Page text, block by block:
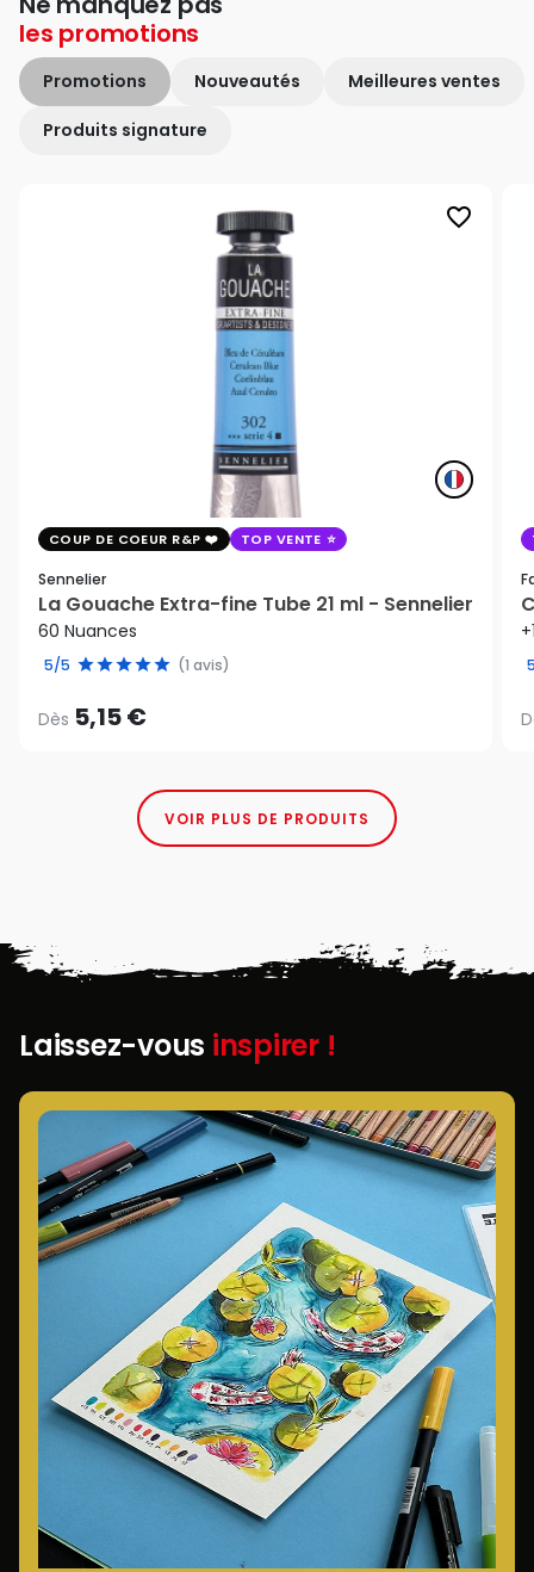
les promotions
Promotions Nouveautés Meilleures ventes
Produits signature
favorite_border
COUP DE COEUR R&P TOP VENTE
Sennelier
La Gouache Extra-fine Tube 21 ml - Sennelier
60 Nuances
5/5 (1 avis)
Dès 5,15 €
VOIR PLUS DE PRODUITS
Laissez-vous inspirer !